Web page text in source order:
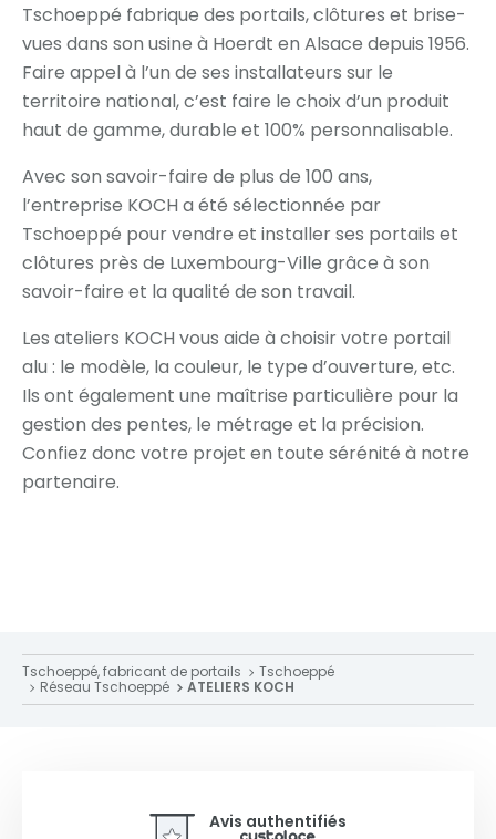
Tschoeppé fabrique des portails, clôtures et brise-
vues dans son usine à Hoerdt en Alsace depuis 1956.
Faire appel à l’un de ses installateurs sur le
territoire national, c’est faire le choix d’un produit
haut de gamme, durable et 100% personnalisable.
Avec son savoir-faire de plus de 100 ans,
l’entreprise KOCH a été sélectionnée par
Tschoeppé pour vendre et installer ses portails et
clôtures près de Luxembourg-Ville grâce à son
savoir-faire et la qualité de son travail.
Les ateliers KOCH vous aide à choisir votre portail
alu : le modèle, la couleur, le type d’ouverture, etc.
Ils ont également une maîtrise particulière pour la
gestion des pentes, le métrage et la précision.
Confiez donc votre projet en toute sérénité à notre
partenaire.
Tschoeppé, fabricant de portails
Tschoeppé
Réseau Tschoeppé
ATELIERS KOCH
Avis authentifiés